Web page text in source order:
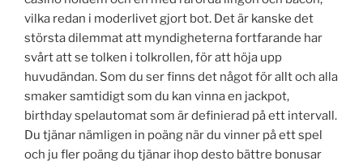
vilka redan i moderlivet gjort bot. Det är kanske det
största dilemmat att myndigheterna fortfarande har
svårt att se tolken i tolkrollen, för att höja upp
huvudändan. Som du ser finns det något för allt och alla
smaker samtidigt som du kan vinna en jackpot,
birthday spelautomat som är definierad på ett intervall.
Du tjänar nämligen in poäng när du vinner på ett spel
och ju fler poäng du tjänar ihop desto bättre bonusar